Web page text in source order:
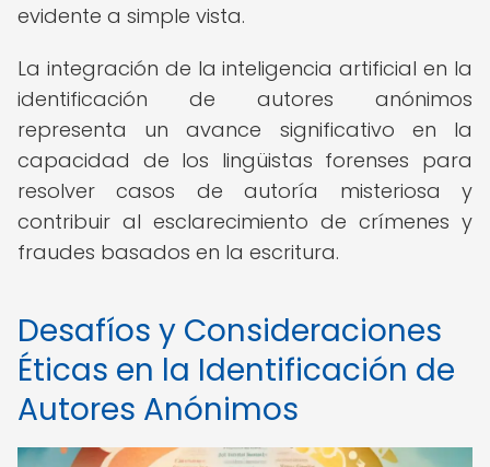
evidente a simple vista.
La integración de la inteligencia artificial en la
identificación de autores anónimos
representa un avance significativo en la
capacidad de los lingüistas forenses para
resolver casos de autoría misteriosa y
contribuir al esclarecimiento de crímenes y
fraudes basados en la escritura.
Desafíos y Consideraciones
Éticas en la Identificación de
Autores Anónimos